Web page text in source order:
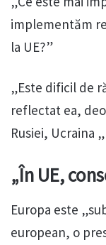
implementăm
la UE?”
„Este dificil de
reflectat ea,
Rusiei, Ucraina
„În UE,
Europa este
european, o